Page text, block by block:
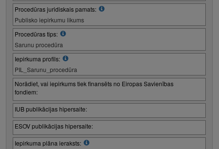
Procedūras juridiskais pamats:
Publisko iepirkumu likums
Procedūras tips:
Sarunu procedūra
Iepirkuma profils:
PIL_Sarunu_procedūra
Norādiet, vai iepirkums tiek finansēts no Eiropas Savienības
fondiem:
IUB publikācijas hipersaite:
ESOV publikācijas hipersaite:
Iepirkuma plāna ieraksts: